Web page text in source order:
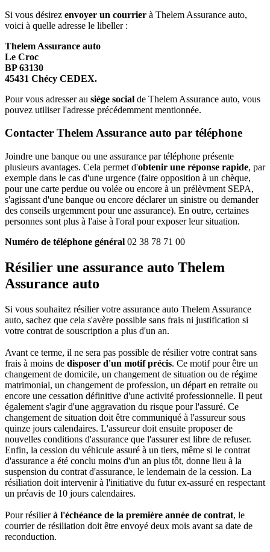
Si vous désirez envoyer un courrier à Thelem Assurance auto,
voici à quelle adresse le libeller :
Thelem Assurance auto
Le Croc
BP 63130
45431 Chécy CEDEX.
Pour vous adresser au siège social de Thelem Assurance auto, vous
pouvez utiliser l'adresse précédemment mentionnée.
Contacter Thelem Assurance auto par téléphone
Joindre une banque ou une assurance par téléphone présente
plusieurs avantages. Cela permet d'obtenir une réponse rapide, par
exemple dans le cas d'une urgence (faire opposition à un chèque,
pour une carte perdue ou volée ou encore à un prélèvment SEPA,
s'agissant d'une banque ou encore déclarer un sinistre ou demander
des conseils urgemment pour une assurance). En outre, certaines
personnes sont plus à l'aise à l'oral pour exposer leur situation.
Numéro de téléphone général 02 38 78 71 00
Résilier une assurance auto Thelem
Assurance auto
Si vous souhaitez résilier votre assurance auto Thelem Assurance
auto, sachez que cela s'avère possible sans frais ni justification si
votre contrat de souscription a plus d'un an.
Avant ce terme, il ne sera pas possible de résilier votre contrat sans
frais à moins de disposer d'un motif précis. Ce motif pour être un
changement de domicile, un changement de situation ou de régime
matrimonial, un changement de profession, un départ en retraite ou
encore une cessation définitive d'une activité professionnelle. Il peut
également s'agir d'une aggravation du risque pour l'assuré. Ce
changement de situation doit être communiqué à l'assureur sous
quinze jours calendaires. L'assureur doit ensuite proposer de
nouvelles conditions d'assurance que l'assurer est libre de refuser.
Enfin, la cession du véhicule assuré à un tiers, même si le contrat
d'assurance a été conclu moins d'un an plus tôt, donne lieu à la
suspension du contrat d'assurance, le lendemain de la cession. La
résiliation doit intervenir à l'initiative du futur ex-assuré en respectant
un préavis de 10 jours calendaires.
Pour résilierà l'échéance de la première année de contrat, le
courrier de résiliation doit être envoyé deux mois avant sa date de
reconduction.